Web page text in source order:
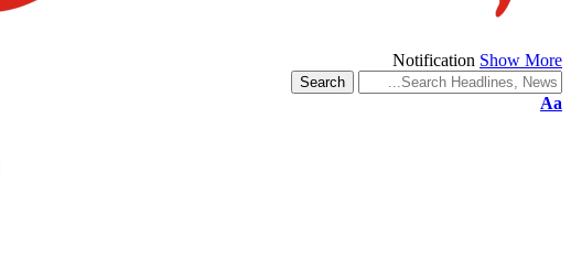
Notification Show More
Aa